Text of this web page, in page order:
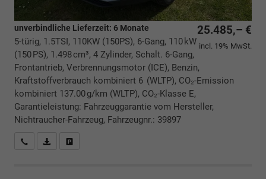
25.485,– €
incl. 19% MwSt.
unverbindliche Lieferzeit: 6 Monate
5-türig, 1.5TSI, 110KW (150PS), 6-Gang, 110 kW
(150 PS), 1.498 cm³, 4 Zylinder, Schalt. 6-Gang,
Frontantrieb, Verbrennungsmotor (ICE), Benzin,
Kraftstoffverbrauch kombiniert 6 (WLTP), CO₂-Emission
kombiniert 137.00 g/km (WLTP), CO₂-Klasse E,
Garantieleistung: Fahrzeuggarantie vom Hersteller,
Nichtraucher-Fahrzeug, Fahrzeugnr.: 39897
Rückrufbitte absenden
PDF-Datei, Fahrzeugexposé drucken